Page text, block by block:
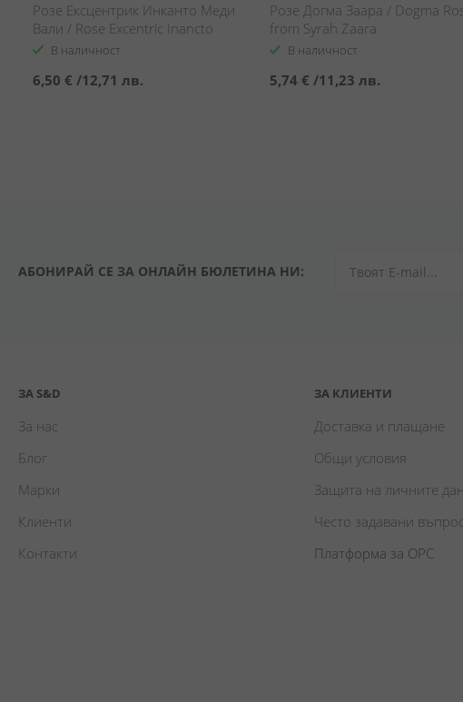
Розе Ексцентрик Инканто Меди
Вали / Rose Excentric Inancto
Medi Valley
В наличност
6,50 € /12,71 лв.
Розе Догма Заара / Dogma
from Syrah Zaara
В наличност
5,74 € /11,23 лв.
АБОНИРАЙ СЕ ЗА ОНЛАЙН БЮЛЕТИНА НИ:
ЗА S&D
За нас
Блог
Марки
Клиенти
Контакти
ЗА КЛИЕНТИ
Доставка и плащане
Общи условия
Защита на личните
Често задавани
Платформа за ОРС